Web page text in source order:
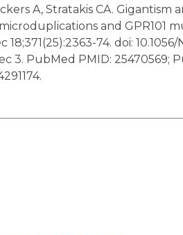
A, Stratakis CA. Gigantism
and GPR101
18;371(25):2363-74. doi:
3. PubMed PMID: 25470569;